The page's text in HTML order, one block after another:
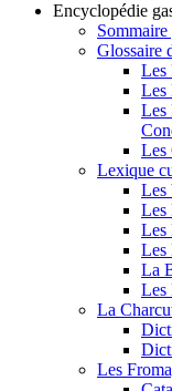
Encyclopédie
Sommaire
Glossaire
Les
Les
Les
Les
Lexique
Les
Les
Les
Les
La
Les
La
Les